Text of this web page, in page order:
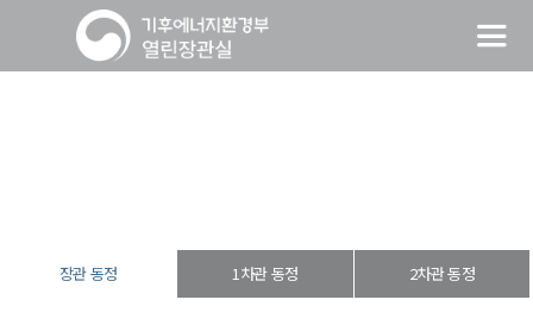
장관 동정 1차관 동정 2차관 동정